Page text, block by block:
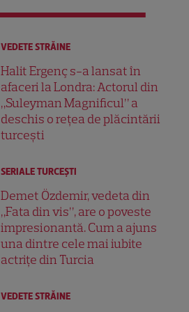
VEDETE STRĂINE
Halit Ergenç s-a lansat în
afaceri la Londra: Actorul din
„Suleyman Magnificul” a
deschis o rețea de plăcintării
turcești
SERIALE TURCEŞTI
Demet Özdemir, vedeta din
„Fata din vis”, are o poveste
impresionantă. Cum a ajuns
una dintre cele mai iubite
actrițe din Turcia
VEDETE STRĂINE